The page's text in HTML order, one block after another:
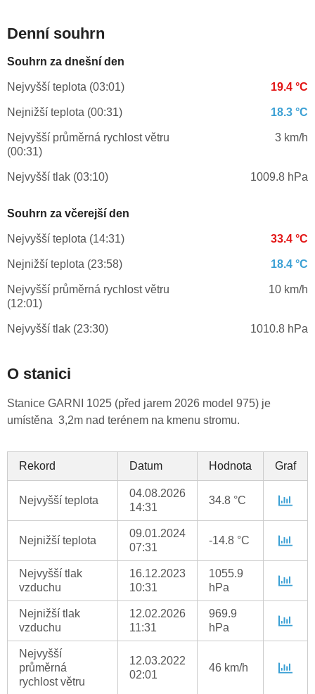
Denní souhrn
Souhrn za dnešní den
Nejvyšší teplota (03:01) 19.4 °C
Nejnižší teplota (00:31) 18.3 °C
Nejvyšší průměrná rychlost větru
(00:31)
3 km/h
Nejvyšší tlak (03:10) 1009.8 hPa
Souhrn za včerejší den
Nejvyšší teplota (14:31) 33.4 °C
Nejnižší teplota (23:58) 18.4 °C
Nejvyšší průměrná rychlost větru
(12:01)
10 km/h
Nejvyšší tlak (23:30) 1010.8 hPa
O stanici
Stanice GARNI 1025 (před jarem 2026 model 975) je
umístěna 3,2m nad terénem na kmenu stromu.
Rekord Datum Hodnota Graf
Nejvyšší teplota
04.08.2026
14:31
34.8 °C
Nejnižší teplota
09.01.2024
07:31
-14.8 °C
Nejvyšší tlak
vzduchu
16.12.2023
10:31
1055.9
hPa
Nejnižší tlak
vzduchu
12.02.2026
11:31
969.9
hPa
Nejvyšší
průměrná
rychlost větru
12.03.2022
02:01
46 km/h